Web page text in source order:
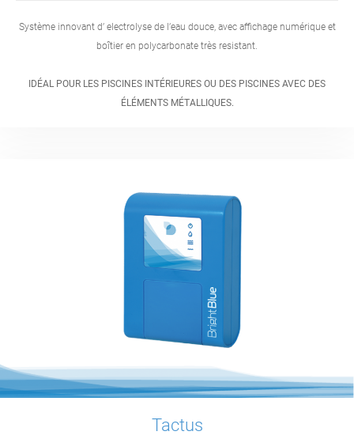
Système innovant d’ electrolyse de l’eau douce, avec affichage numérique et
boîtier en polycarbonate très resistant.
IDÉAL POUR LES PISCINES INTÉRIEURES OU DES PISCINES AVEC DES
ÉLÉMENTS MÉTALLIQUES.
Tactus